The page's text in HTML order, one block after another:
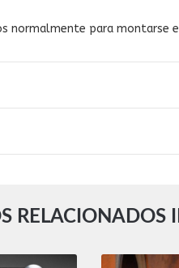
normalmente para montarse
RELACIONADOS